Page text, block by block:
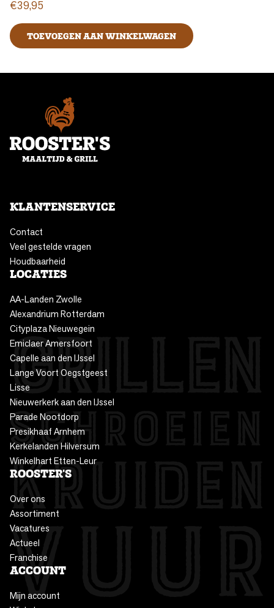
€39,95
TOEVOEGEN AAN WINKELWAGEN
KLANTENSERVICE
Contact
Veel gestelde vragen
Houdbaarheid
LOCATIES
AA-Landen Zwolle
Alexandrium Rotterdam
Cityplaza Nieuwegein
Emiclaer Amersfoort
Capelle aan den IJssel
Lange Voort Oegstgeest
Lisse
Nieuwerkerk aan den IJssel
Parade Nootdorp
Presikhaaf Arnhem
Kerkelanden Hilversum
Winkelhart Etten-Leur
ROOSTER'S
Over ons
Assortiment
Vacatures
Actueel
Franchise
ACCOUNT
Mijn account